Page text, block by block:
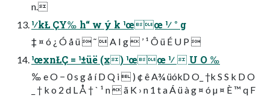
n.
¹⁄kŁ ÇY‰ h“ w ý k ¹œœ ¹⁄ ° g
‡ ¤ ó ¿ Ó å ü  ˜  A I g  ’ ¹ Ô ü É U P 
¹œxnŁÇ = ¹±üë (x) ¹œœ ¹⁄  U O ‰
‰ e O − 0 s g å í D Q i  ) ¢ ê A¾ üókD O_ †k S S k D O
_ † k o 2 d L Å † ` ¹ n  ã K › n 1 t a Á ü à g ¤ ó µ ¤ È ™ q F